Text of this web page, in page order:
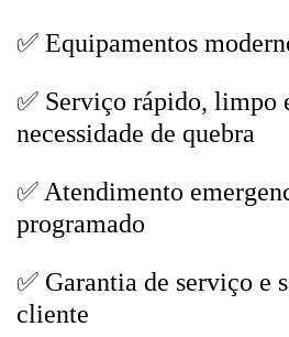
✅ Equipamentos
✅ Serviço rápido, limpo
necessidade de quebra
✅ Atendimento
programado
✅ Garantia de serviço e
cliente